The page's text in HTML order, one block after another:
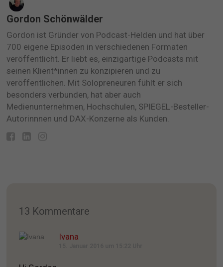
Gordon Schönwälder
Gordon ist Gründer von Podcast-Helden und hat über
700 eigene Episoden in verschiedenen Formaten
veröffentlicht. Er liebt es, einzigartige Podcasts mit
seinen Klient*innen zu konzipieren und zu
veröffentlichen. Mit Solopreneuren fühlt er sich
besonders verbunden, hat aber auch
Medienunternehmen, Hochschulen, SPIEGEL-Besteller-
Autorinnnen und DAX-Konzerne als Kunden.
13 Kommentare
Ivana